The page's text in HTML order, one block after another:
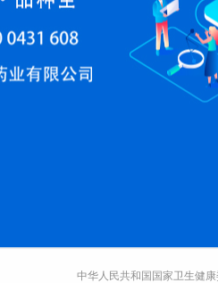
中华人民共和国国家卫生健